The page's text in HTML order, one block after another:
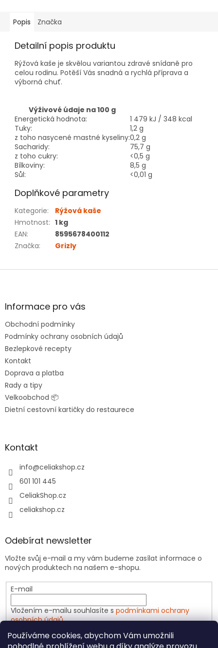
Používáme cookies, abychom Vám umožnili
Popis Značka
Detailní popis produktu
Rýžová kaše je skvělou variantou zdravé snídaně pro
celou rodinu. Potěší Vás snadná a rychlá příprava a
výborná chuť.
Výživové údaje na 100 g
Energetická hodnota:
1 479 kJ / 348 kcal
Tuky:
1,2 g
z toho nasycené mastné kyseliny:0,2 g
Sacharidy:
75,7 g
z toho cukry:
<0,5 g
Bílkoviny:
8,5 g
Sůl:
<0,01 g
Doplňkové parametry
Kategorie:
Rýžová kaše
Hmotnost: 1 kg
EAN:
8595678400112
Značka: Grizly
Z
aInformace pro vás
Obchodní podmínky
Podmínky ochrany osobních údajů
Bezlepkové recepty
Kontakt
Doprava a platba
Rady a tipy
Velkoobchod 📦
Dietní cestovní kartičky do restaurece
Kontakt
info@celiakshop.cz
601 101 445
CeliakShop.cz
celiakshop.cz
Odebírat newsletter
Vložte svůj e-mail a my vám budeme zasílat informace o
nových produktech na našem e-shopu.
E-mail
Vložením e-mailu souhlasíte s podmínkami ochrany
osobních údajů
PŘIHLÁSIT SE